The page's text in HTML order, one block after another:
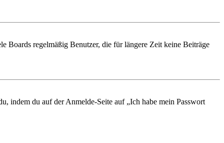
Boards regelmäßig Benutzer, die für längere Zeit keine Beiträge
indem du auf der Anmelde-Seite auf „Ich habe mein Passwort